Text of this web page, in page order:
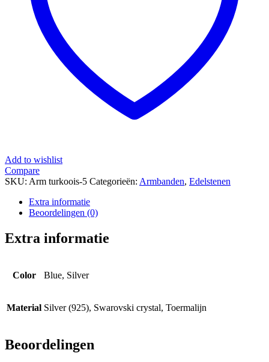
Add to wishlist
Compare
SKU: Arm turkoois-5 Categorieën: Armbanden, Edelstenen
Extra informatie
Beoordelingen (0)
Extra informatie
Color Blue, Silver
Material Silver (925), Swarovski crystal, Toermalijn
Beoordelingen